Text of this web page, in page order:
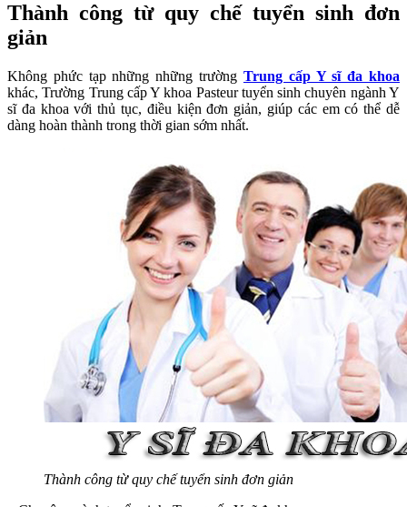
Thành công từ quy chế tuyển sinh đơn
giản
Không phức tạp những những trường Trung cấp Y sĩ đa khoa
khác, Trường Trung cấp Y khoa Pasteur tuyển sinh chuyên ngành Y
sĩ đa khoa với thủ tục, điều kiện đơn giản, giúp các em có thể dễ
dàng hoàn thành trong thời gian sớm nhất.
Thành công từ quy chế tuyển sinh đơn giản